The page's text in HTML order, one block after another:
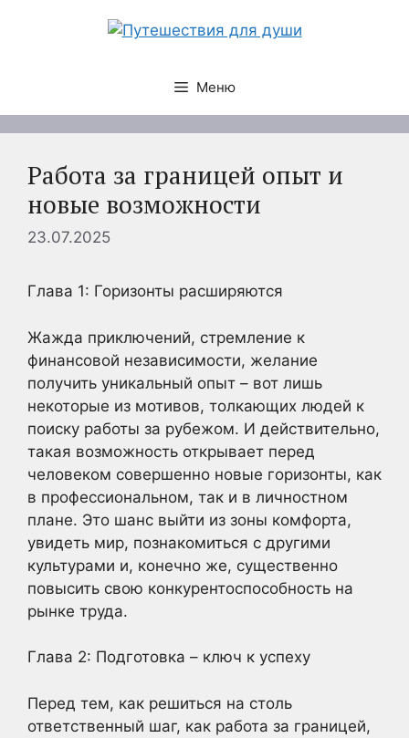
Меню
Работа за границей опыт и
новые возможности
23.07.2025
Глава 1: Горизонты расширяются
Жажда приключений, стремление к
финансовой независимости, желание
получить уникальный опыт – вот лишь
некоторые из мотивов, толкающих людей к
поиску работы за рубежом. И действительно,
такая возможность открывает перед
человеком совершенно новые горизонты, как
в профессиональном, так и в личностном
плане. Это шанс выйти из зоны комфорта,
увидеть мир, познакомиться с другими
культурами и, конечно же, существенно
повысить свою конкурентоспособность на
рынке труда.
Глава 2: Подготовка – ключ к успеху
Перед тем, как решиться на столь
ответственный шаг, как работа за границей,